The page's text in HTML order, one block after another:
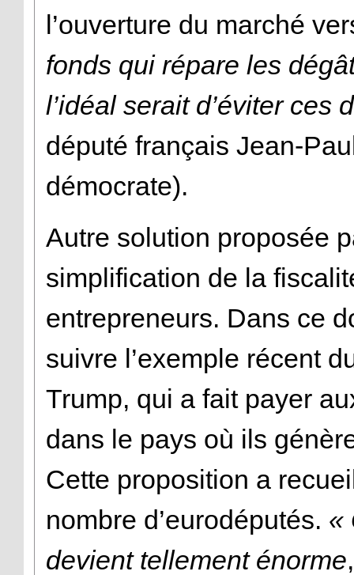
l’ouverture du marché
fonds qui répare les
l’idéal serait d’éviter ces
député français Jean-
démocrate).
Autre solution proposée
simplification de la
entrepreneurs. Dans ce
suivre l’exemple récent
Trump, qui a fait payer
dans le pays où ils
Cette proposition a
nombre d’eurodéputés. «
devient tellement énorme